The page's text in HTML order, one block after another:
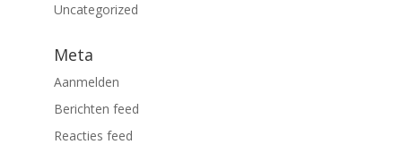
Uncategorized
Meta
Aanmelden
Berichten feed
Reacties feed